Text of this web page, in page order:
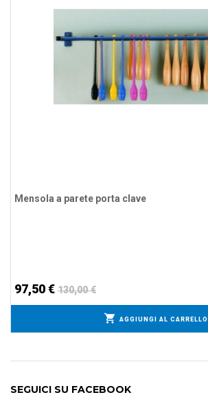
Mensola a parete porta clave
97,50 € 130,00 €
AGGIUNGI AL CARRELLO
SEGUICI SU FACEBOOK